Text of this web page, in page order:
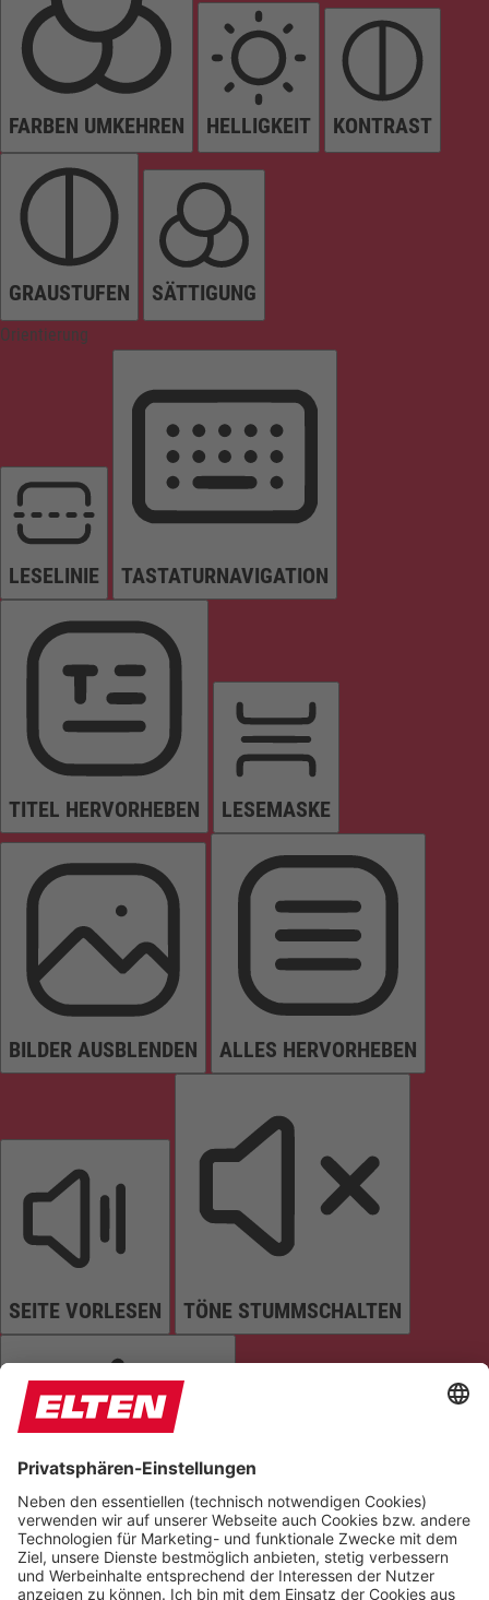
FARBEN UMKEHREN HELLIGKEIT KONTRAST
GRAUSTUFEN SÄTTIGUNG
Orientierung
LESELINIE TASTATURNAVIGATION
TITEL HERVORHEBEN LESEMASKE
BILDER AUSBLENDEN ALLES HERVORHEBEN
SEITE VORLESEN TÖNE STUMMSCHALTEN
ANIMATIONEN STOPPEN